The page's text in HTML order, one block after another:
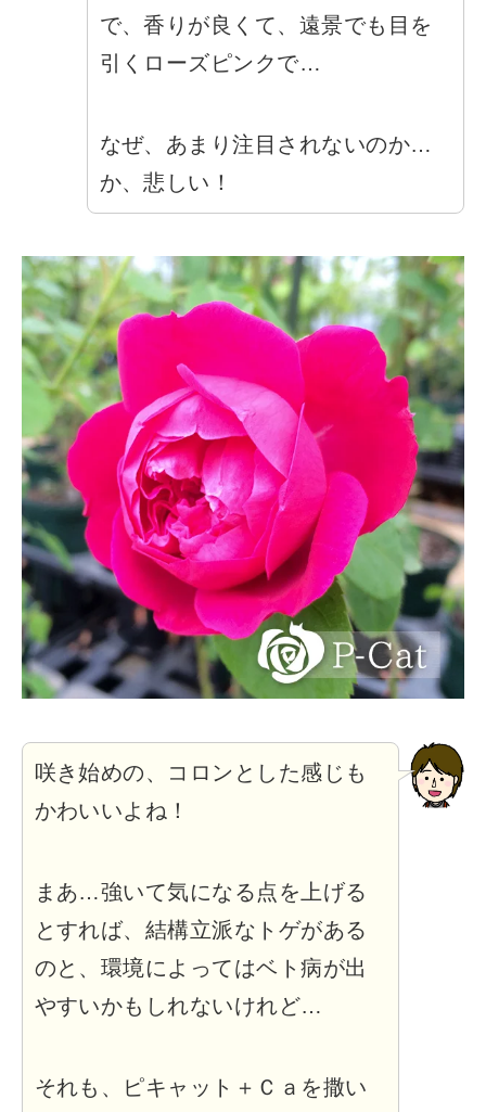
で、香りが良くて、遠景でも目を
引くローズピンクで…
なぜ、あまり注目されないのか…
か、悲しい！
咲き始めの、コロンとした感じも
かわいいよね！
まあ…強いて気になる点を上げる
とすれば、結構立派なトゲがある
のと、環境によってはベト病が出
やすいかもしれないけれど…
それも、ピキャット＋Ｃａを撒い